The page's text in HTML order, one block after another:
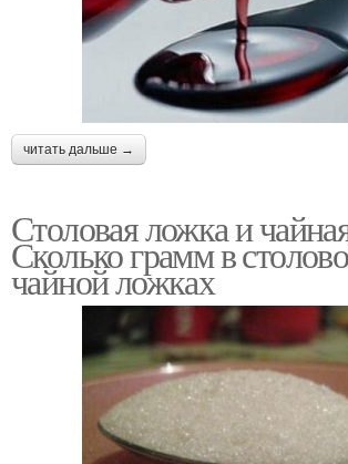
читать дальше →
Столовая ложка и
Сколько грамм в
чайной ложках